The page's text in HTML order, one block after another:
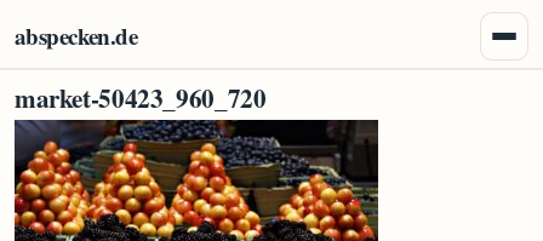
abspecken.de
market-50423_960_720